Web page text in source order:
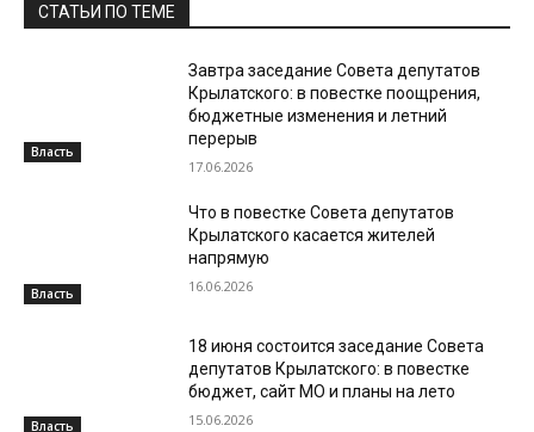
СТАТЬИ ПО ТЕМЕ
Власть
Завтра заседание Совета депутатов
Крылатского: в повестке поощрения,
бюджетные изменения и летний
перерыв
17.06.2026
Власть
Что в повестке Совета депутатов
Крылатского касается жителей
напрямую
16.06.2026
Власть
18 июня состоится заседание Совета
депутатов Крылатского: в повестке
бюджет, сайт МО и планы на лето
15.06.2026